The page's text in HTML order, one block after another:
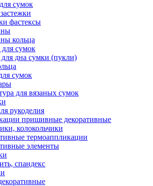
сумок
фастексы
кольца
сумок
дна сумки (пукли)
сумок
для вязаных сумок
рукоделия
пришивные декоративные
колокольчики
термоаппликации
элементы
спандекс